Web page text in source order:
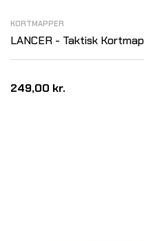
KORTMAPPER
249,00 kr.